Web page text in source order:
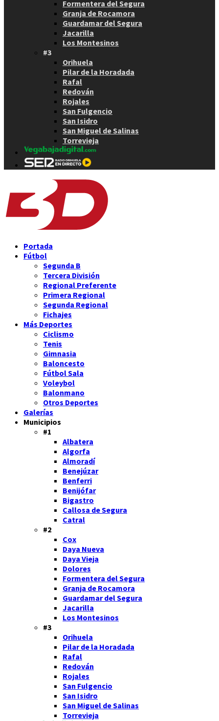
Formentera del Segura
Granja de Rocamora
Guardamar del Segura
Jacarilla
Los Montesinos
#3
Orihuela
Pilar de la Horadada
Rafal
Redován
Rojales
San Fulgencio
San Isidro
San Miguel de Salinas
Torrevieja
Portada
Fútbol
Segunda B
Tercera División
Regional Preferente
Primera Regional
Segunda Regional
Fichajes
Más Deportes
Ciclismo
Tenis
Gimnasia
Baloncesto
Fútbol Sala
Voleybol
Balonmano
Otros Deportes
Galerías
Municipios
#1
Albatera
Algorfa
Almoradí
Benejúzar
Benferri
Benijófar
Bigastro
Callosa de Segura
Catral
#2
Cox
Daya Nueva
Daya Vieja
Dolores
Formentera del Segura
Granja de Rocamora
Guardamar del Segura
Jacarilla
Los Montesinos
#3
Orihuela
Pilar de la Horadada
Rafal
Redován
Rojales
San Fulgencio
San Isidro
San Miguel de Salinas
Torrevieja